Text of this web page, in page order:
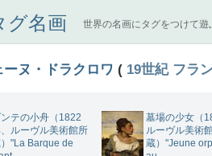
グ名画 世界の名画にタグをつけて遊
ーヌ・ドラクロワ ( 19世紀 フラ
ンテの小舟（1822
ルーヴル美術館所
"La Barque de
墓場の少女（
ルーヴル美術
蔵）"Jeune